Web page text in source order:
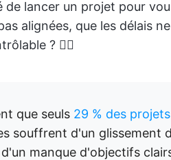
de lancer un projet pour
alignées, que les délais
? 😵‍💫
que seuls 29 % des projets
souffrent d'un glissement
manque d'objectifs